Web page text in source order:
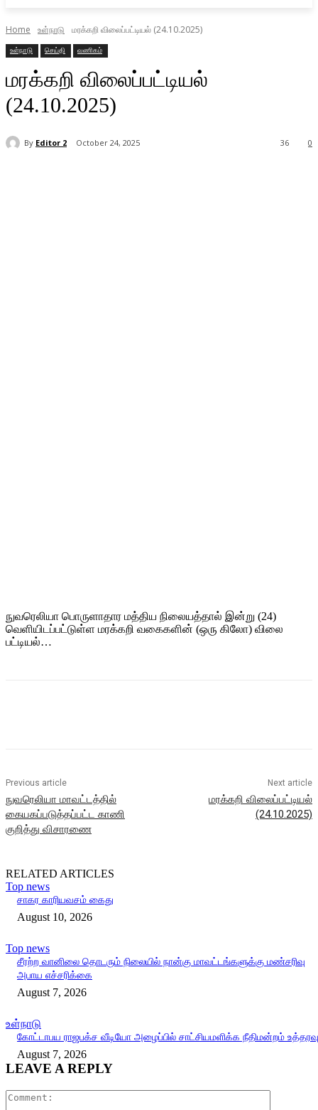
Home உள்நாடு மரக்கறி விலைப்பட்டியல் (24.10.2025)
உள்நாடு செய்தி வணிகம்
மரக்கறி விலைப்பட்டியல்
(24.10.2025)
By Editor 2 October 24, 2025 0
36
நுவரெலியா பொருளாதார மத்திய நிலையத்தால் இன்று (24)
வெளியிடப்பட்டுள்ள மரக்கறி வகைகளின் (ஒரு கிலோ) விலை
பட்டியல்…
Previous article
நுவரெலியா மாவட்டத்தில்
கையகப்படுத்தப்பட்ட காணி
குறித்து விசாரணை
Next article
மரக்கறி விலைப்பட்டியல்
(24.10.2025)
RELATED ARTICLES
Top news
சாகர காரியவசம் கைது
August 10, 2026
Top news
சீரற்ற வானிலை தொடரும் நிலையில் நான்கு மாவட்டங்களுக்கு மண்சரிவு
அபாய எச்சரிக்கை
August 7, 2026
உள்நாடு
கோட்டாபய ராஜபக்ச வீடியோ அழைப்பில் சாட்சியமளிக்க நீதிமன்றம் உத்தரவு
August 7, 2026
LEAVE A REPLY